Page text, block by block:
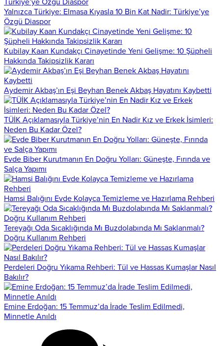
Yalnızca Türkiye: Elmasa Kıyasla 10 Bin Kat Nadir: Türkiye’ye
Özgü Diaspor
Kubilay Kaan Kundakçı Cinayetinde Yeni Gelişme: 10 Şüpheli
Hakkında Takipsizlik Kararı
Aydemir Akbaş’ın Eşi Beyhan Benek Akbaş Hayatını Kaybetti
TÜİK Açıklamasıyla Türkiye’nin En Nadir Kız ve Erkek İsimleri:
Neden Bu Kadar Özel?
Evde Biber Kurutmanın En Doğru Yolları: Güneşte, Fırında ve
Salça Yapımı
Hamsi Balığını Evde Kolayca Temizleme ve Hazırlama Rehberi
Tereyağı Oda Sıcaklığında Mı Buzdolabında Mı Saklanmalı?
Doğru Kullanım Rehberi
Perdeleri Doğru Yıkama Rehberi: Tül ve Hassas Kumaşlar Nasıl
Bakılır?
Emine Erdoğan: 15 Temmuz’da İrade Teslim Edilmedi,
Minnetle Anıldı